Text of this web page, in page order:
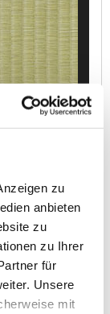
zu
anbieten
zu
zu Ihrer
für
Unsere
mit